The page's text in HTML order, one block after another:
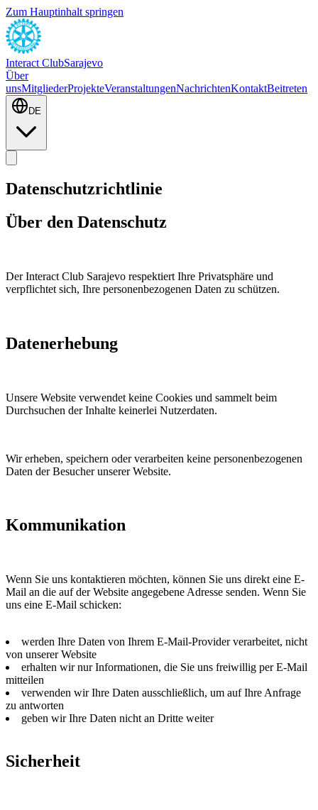
Zum Hauptinhalt springen
Interact ClubSarajevo
Über
unsMitgliederProjekteVeranstaltungenNachrichtenKontaktBeitreten
DE
Datenschutzrichtlinie
Über den Datenschutz
Der Interact Club Sarajevo respektiert Ihre Privatsphäre und
verpflichtet sich, Ihre personenbezogenen Daten zu schützen.
Datenerhebung
Unsere Website verwendet keine Cookies und sammelt beim
Durchsuchen der Inhalte keinerlei Nutzerdaten.
Wir erheben, speichern oder verarbeiten keine personenbezogenen
Daten der Besucher unserer Website.
Kommunikation
Wenn Sie uns kontaktieren möchten, können Sie uns direkt eine E-
Mail an die auf der Website angegebene Adresse senden. Wenn Sie
uns eine E-Mail schicken:
werden Ihre Daten von Ihrem E-Mail-Provider verarbeitet, nicht
von unserer Website
erhalten wir nur Informationen, die Sie uns freiwillig per E-Mail
mitteilen
verwenden wir Ihre Daten ausschließlich, um auf Ihre Anfrage
zu antworten
geben wir Ihre Daten nicht an Dritte weiter
Sicherheit